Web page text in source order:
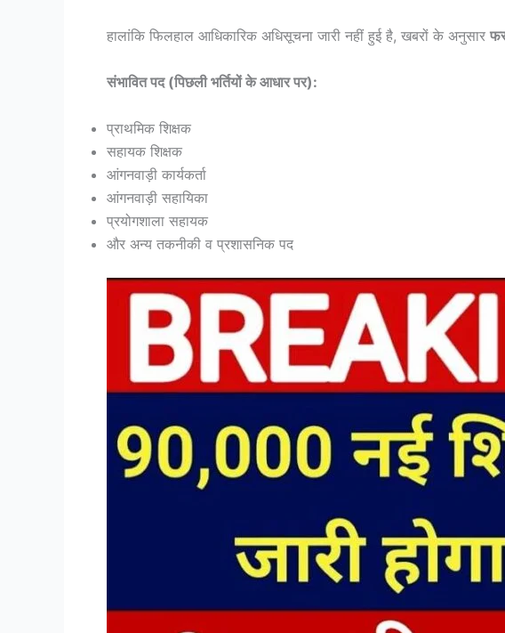
हालांकि फिलहाल आधिकारिक अधिसूचना जारी नहीं हुई है, खबरों के अनुसार
संभावित पद (पिछली भर्तियों के आधार पर):
प्राथमिक शिक्षक
सहायक शिक्षक
आंगनवाड़ी कार्यकर्ता
आंगनवाड़ी सहायिका
प्रयोगशाला सहायक
और अन्य तकनीकी व प्रशासनिक पद